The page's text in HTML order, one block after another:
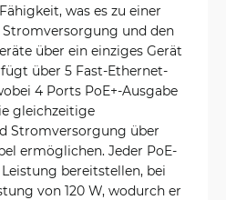
was es zu einer
und den
über ein einziges Gerät
über 5 Fast-Ethernet-
4 Ports PoE+-Ausgabe
gleichzeitige
Stromversorgung über
ermöglichen. Jeder PoE-
bereitstellen, bei
von 120 W, wodurch er